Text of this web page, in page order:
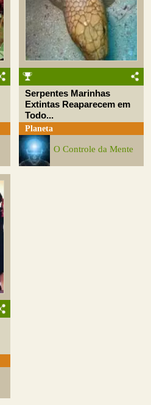
Serpentes Marinhas
Extintas Reaparecem em
Todo...
Planeta
O Controle da Mente